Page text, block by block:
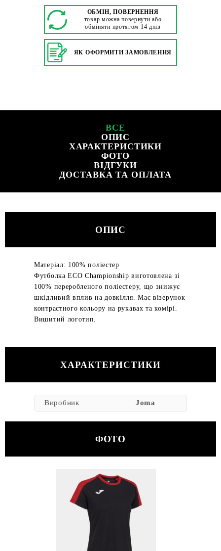
ОБМІН, ПОВЕРНЕННЯ
товар можна повернути або
обміняти протягом 14 днів
ЯК ОФОРМИТИ ЗАМОВЛЕННЯ
ВСЕ
ОПИС
ХАРАКТЕРИСТИКИ
ФОТО
ВІДГУКИ
ДОСТАВКА ТА ОПЛАТА
ОПИС
Матеріал: 100% поліестер
Футболка ECO Championship виготовлена зі
100% переробленого поліестеру, що знижує
шкідливий вплив на довкілля. Має візерунок
контрастного кольору на рукавах та комірі.
Вишитий логотип.
ХАРАКТЕРИСТИКИ
Виробник Joma
ФОТО